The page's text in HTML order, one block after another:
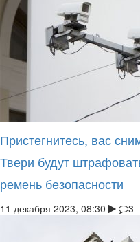
Пристегнитесь, вас
Твери будут
ремень безопасности
11 декабря 2023, 08:30 3